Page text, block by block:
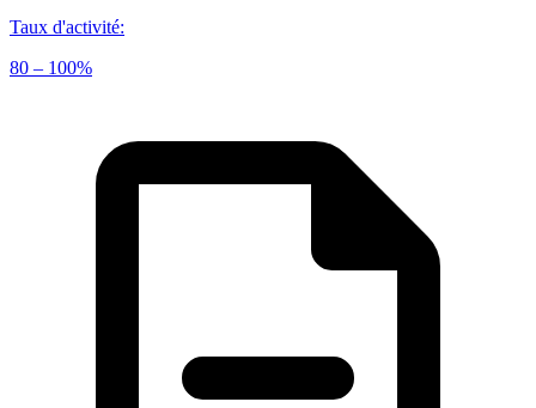
Taux d'activité:
80 – 100%